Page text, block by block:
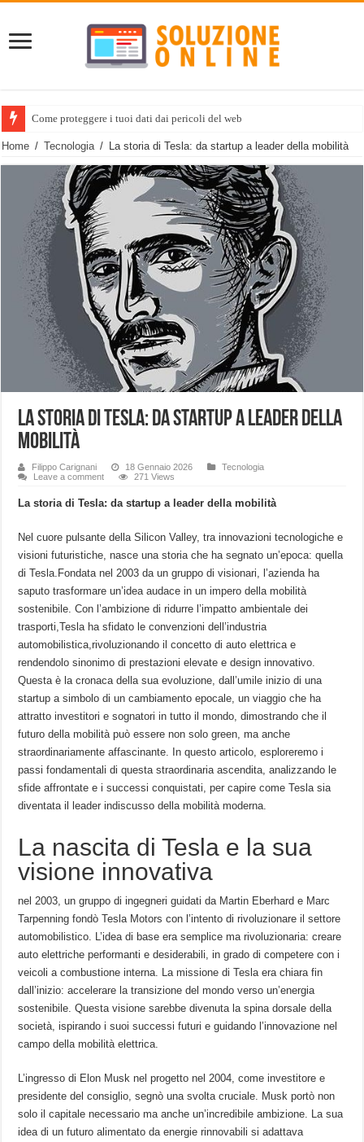
Come proteggere i tuoi dati dai pericoli del web
Home / Tecnologia / La storia di Tesla: da startup a leader della mobilità
La storia di Tesla: da startup a leader della
mobilità
Filippo Carignani 18 Gennaio 2026
Tecnologia
Leave a comment
271 Views
La storia di Tesla: da startup a⁢ leader della mobilità
Nel cuore‍ pulsante della Silicon‍ Valley, tra innovazioni tecnologiche e
visioni futuristiche, nasce ‌una storia che ha segnato un’epoca: quella
di ⁤Tesla.Fondata nel 2003 da un gruppo di visionari, l’azienda ha
saputo ‍trasformare un’idea audace in un impero della mobilità
sostenibile. Con l’ambizione di ridurre l’impatto ambientale dei
trasporti,Tesla ha sfidato⁤ le convenzioni⁢ dell’industria
automobilistica,rivoluzionando il concetto di auto‌ elettrica ⁢e‍
rendendolo sinonimo di prestazioni elevate e design innovativo.
Questa è la cronaca della sua evoluzione, dall’umile inizio ⁣di ‌una
startup a simbolo di un​ cambiamento epocale, ⁤un viaggio che ha
attratto investitori⁣ e sognatori in ‌tutto ‌il ​mondo,‌ dimostrando che il​
futuro della mobilità può essere non solo green, ma anche
straordinariamente affascinante. In questo articolo, esploreremo i
passi fondamentali di questa straordinaria ascendita, analizzando le
sfide affrontate e i successi conquistati,​ per capire come Tesla sia
diventata il leader‍ indiscusso della mobilità moderna.
La nascita di Tesla e la sua
visione innovativa
nel 2003, un gruppo di ingegneri guidati da Martin Eberhard e Marc
Tarpenning fondò Tesla Motors con ⁣l’intento di rivoluzionare il settore
automobilistico. L’idea di ​base​ era semplice ma rivoluzionaria: creare
auto elettriche performanti e desiderabili, in grado ⁤di competere con i
veicoli ⁤a combustione interna. La missione​ di Tesla era chiara fin
dall’inizio: accelerare la transizione‌ del mondo verso un’energia
sostenibile.‍ Questa visione sarebbe‌ divenuta la spina dorsale⁣ della
‍società, ispirando i suoi successi ‍futuri e guidando⁣ l’innovazione nel
campo della mobilità‍ elettrica.
L’ingresso di Elon Musk nel progetto ⁢nel 2004,⁤ come investitore‌ e
presidente del consiglio, segnò una svolta cruciale. Musk portò non
solo il capitale necessario ma anche un’incredibile ambizione. La sua⁤
idea ‌di un futuro ⁣alimentato⁢ da energie rinnovabili si adattava